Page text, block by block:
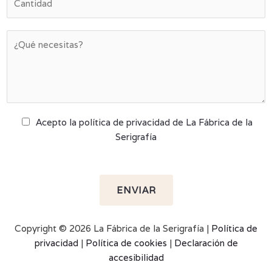
Acepto la política de privacidad de La Fábrica de la
Serigrafía
ENVIAR
Copyright © 2026 La Fábrica de la Serigrafía | Política de
privacidad | Política de cookies | Declaración de
accesibilidad